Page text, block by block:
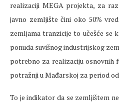
realizaciji MEGA projekta, za
javno zemljište čini oko 50%
zemljama tranzicije to učešće se
ponuda suvišnog industrijskog
potrebno za realizaciju osnovnih
potražnji u Mađarskoj za period
To je indikator da se zemljištem